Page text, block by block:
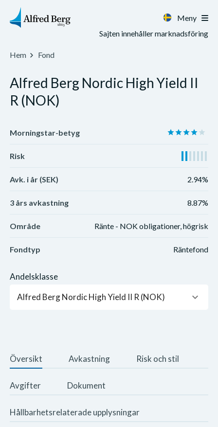
Meny
Sajten innehåller marknadsföring
Hem Fond
Alfred Berg Nordic High Yield II
R (NOK)
Morningstar-betyg
Risk
Avk. i år (SEK) 2.94%
3 års avkastning 8.87%
Område Ränte - NOK obligationer, högrisk
Fondtyp Räntefond
Andelsklasse
Alfred Berg Nordic High Yield II R (NOK)
keyboard_arrow_down
Översikt Avkastning Risk och stil
Avgifter Dokument
Hållbarhetsrelaterade upplysningar